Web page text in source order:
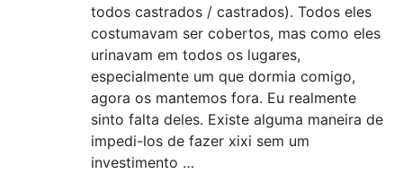
todos castrados / castrados). Todos eles
costumavam ser cobertos, mas como eles
urinavam em todos os lugares,
especialmente um que dormia comigo,
agora os mantemos fora. Eu realmente
sinto falta deles. Existe alguma maneira de
impedi-los de fazer xixi sem um
investimento …